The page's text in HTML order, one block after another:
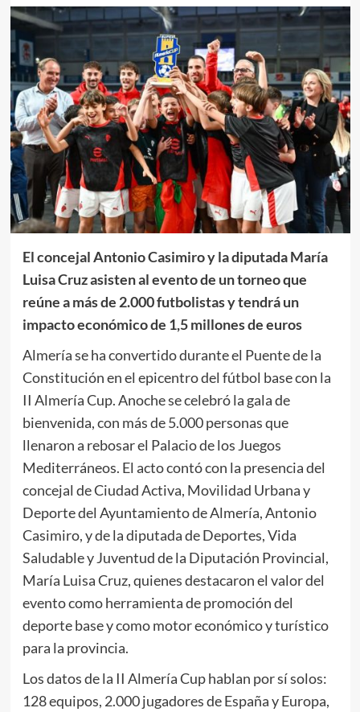
El concejal Antonio Casimiro y la diputada María
Luisa Cruz asisten al evento de un torneo que
reúne a más de 2.000 futbolistas y tendrá un
impacto económico de 1,5 millones de euros
Almería se ha convertido durante el Puente de la
Constitución en el epicentro del fútbol base con la
II Almería Cup. Anoche se celebró la gala de
bienvenida, con más de 5.000 personas que
llenaron a rebosar el Palacio de los Juegos
Mediterráneos. El acto contó con la presencia del
concejal de Ciudad Activa, Movilidad Urbana y
Deporte del Ayuntamiento de Almería, Antonio
Casimiro, y de la diputada de Deportes, Vida
Saludable y Juventud de la Diputación Provincial,
María Luisa Cruz, quienes destacaron el valor del
evento como herramienta de promoción del
deporte base y como motor económico y turístico
para la provincia.
Los datos de la II Almería Cup hablan por sí solos:
128 equipos, 2.000 jugadores de España y Europa,